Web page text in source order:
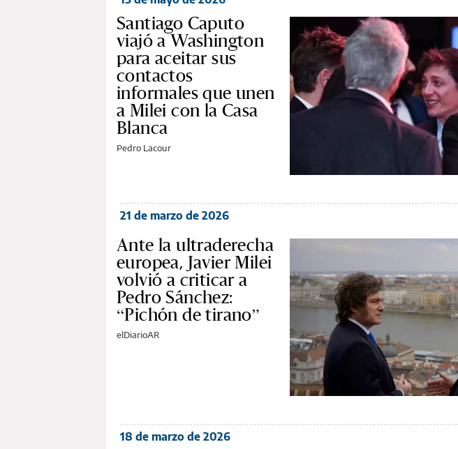
Santiago Caputo
viajó a Washington
para aceitar sus
contactos
informales que unen
a Milei con la Casa
Blanca
Pedro Lacour
21 de marzo de 2026
Ante la ultraderecha
europea, Javier Milei
volvió a criticar a
Pedro Sánchez:
“Pichón de tirano”
elDiarioAR
18 de marzo de 2026